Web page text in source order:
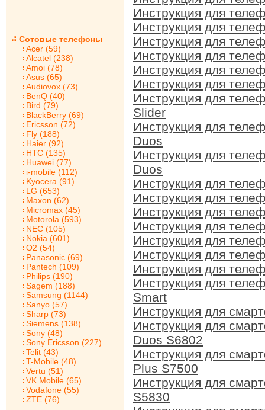
Сотовые телефоны
Acer (59)
Alcatel (238)
Amoi (78)
Asus (65)
Audiovox (73)
BenQ (40)
Bird (79)
BlackBerry (69)
Ericsson (72)
Fly (188)
Haier (92)
HTC (135)
Huawei (77)
i-mobile (112)
Kyocera (91)
LG (653)
Maxon (62)
Micromax (45)
Motorola (593)
NEC (105)
Nokia (601)
O2 (54)
Panasonic (69)
Pantech (109)
Philips (190)
Sagem (188)
Samsung (1144)
Sanyo (57)
Sharp (73)
Siemens (138)
Sony (48)
Sony Ericsson (227)
Telit (43)
T-Mobile (48)
Vertu (51)
VK Mobile (65)
Vodafone (55)
ZTE (76)
Инструкция для
Инструкция для
Инструкция для
Инструкция для
Инструкция для
Инструкция для
Инструкция для
Slider
Инструкция для
Duos
Инструкция для
Duos
Инструкция для
Инструкция для
Инструкция для
Инструкция для
Инструкция для
Инструкция для
Инструкция для
Инструкция для
Smart
Инструкция для
Инструкция для
Duos S6802
Инструкция для
Plus S7500
Инструкция для
S5830